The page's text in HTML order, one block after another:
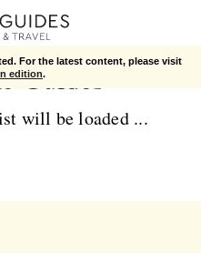
For the latest content, please visit
edition.
Guides
will be loaded ...